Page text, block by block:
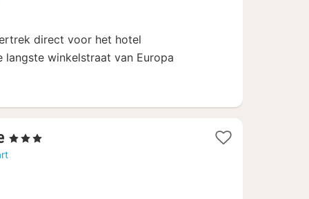
direct voor het hotel
langste winkelstraat van Europa
2
, 3 Sterren